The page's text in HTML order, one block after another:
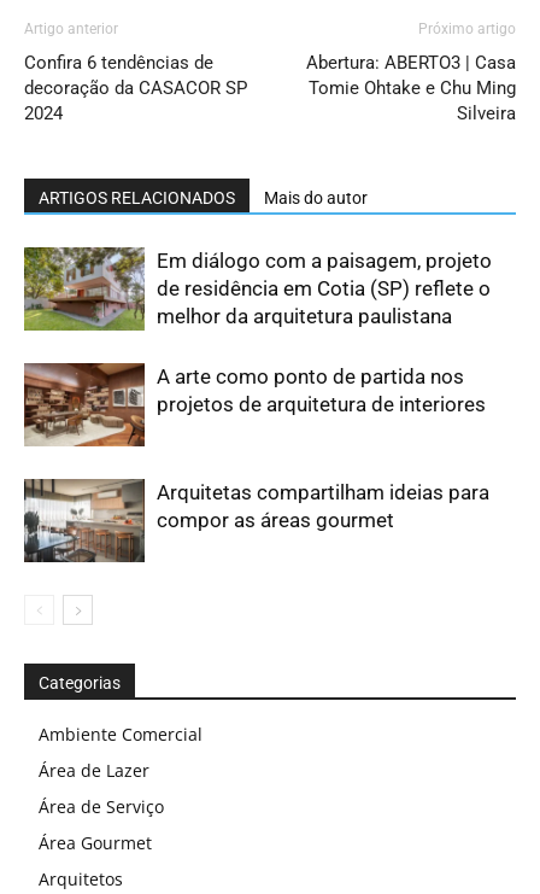
Artigo anterior
Confira 6 tendências de
decoração da CASACOR SP
2024
Próximo artigo
Abertura: ABERTO3 | Casa
Tomie Ohtake e Chu Ming
Silveira
ARTIGOS RELACIONADOS Mais do autor
Em diálogo com a paisagem, projeto
de residência em Cotia (SP) reflete o
melhor da arquitetura paulistana
A arte como ponto de partida nos
projetos de arquitetura de interiores
Arquitetas compartilham ideias para
compor as áreas gourmet
Categorias
Ambiente Comercial
Área de Lazer
Área de Serviço
Área Gourmet
Arquitetos